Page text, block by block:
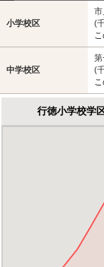
小学校区
(
中学校区
(
行徳小学校学